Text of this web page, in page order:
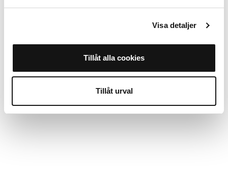
Visa detaljer
Tillåt alla cookies
Tillåt urval
Voir plus